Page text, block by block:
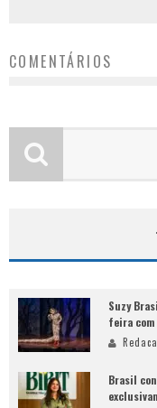
COMENTÁRIOS
Suzy
feira
Brasil